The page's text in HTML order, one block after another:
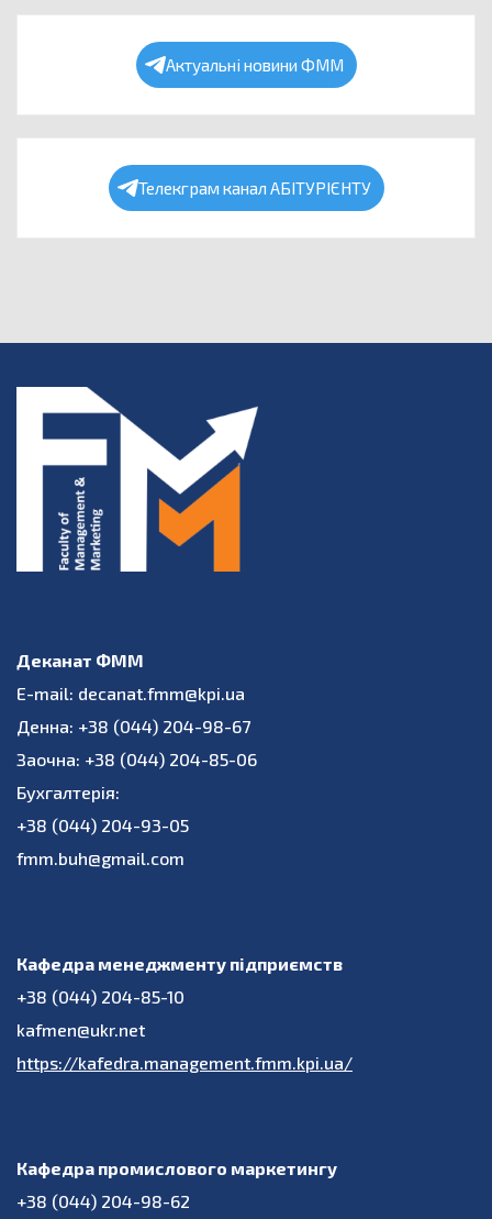
Актуальні новини ФММ
Телекграм канал АБІТУРІЄНТУ
Деканат ФММ
E-mail: decanat.fmm@kpi.ua
Денна: +38 (044) 204-98-67
Заочна: +38 (044) 204-85-06
Бухгалтерія:
+38 (044) 204-93-05
fmm.buh@gmail.com
Кафедра менеджменту підприємств
+38 (044) 204-85-10
kafmen@ukr.net
https://kafedra.management.fmm.kpi.ua/
Кафедра промислового маркетингу
+38 (044) 204-98-62